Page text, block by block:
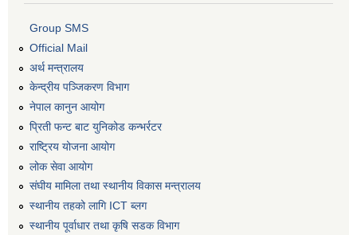
Group SMS
Official Mail
अर्थ मन्त्रालय
केन्द्रीय पञ्जिकरण विभाग
नेपाल कानुन आयोग
प्रिती फन्ट बाट युनिकोड कन्भर्रटर
राष्ट्रिय योजना आयोग
लोक सेवा आयोग
संघीय मामिला तथा स्थानीय विकास मन्त्रालय
स्थानीय तहको लागि ICT ब्लग
स्थानीय पूर्वाधार तथा कृषि सडक विभाग